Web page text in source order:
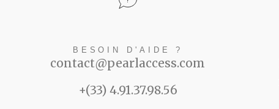
BESOIN D'AIDE ?
contact@pearlaccess.com
+(33) 4.91.37.98.56